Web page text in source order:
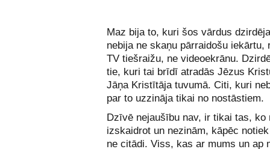
Maz bija to, kuri šos vārdus
nebija ne skaņu pārraidošu iekārtu,
TV tiešraižu, ne videoekrānu.
tie, kuri tai brīdī atradās Jēzus
Jāņa Kristītāja tuvumā. Citi, kuri
par to uzzināja tikai no nostāstiem.
Dzīvē nejaušību nav, ir tikai tas, ko
izskaidrot un nezinām, kāpēc
ne citādi. Viss, kas ar mums un ap